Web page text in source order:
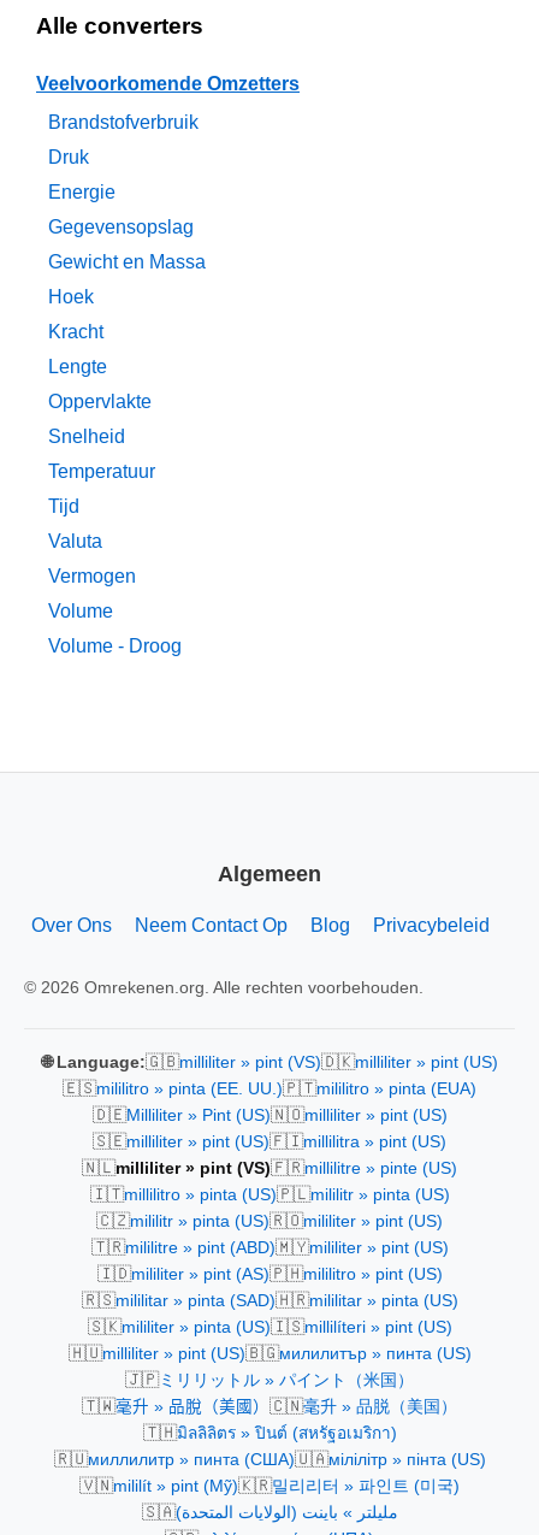
Alle converters
Veelvoorkomende Omzetters
Brandstofverbruik
Druk
Energie
Gegevensopslag
Gewicht en Massa
Hoek
Kracht
Lengte
Oppervlakte
Snelheid
Temperatuur
Tijd
Valuta
Vermogen
Volume
Volume - Droog
Algemeen
Over Ons Neem Contact Op Blog Privacybeleid
© 2026 Omrekenen.org. Alle rechten voorbehouden.
🌐 Language:🇬🇧milliliter » pint (VS)🇩🇰milliliter » pint (US)
🇪🇸mililitro » pinta (EE. UU.)🇵🇹mililitro » pinta (EUA)
🇩🇪Milliliter » Pint (US)🇳🇴milliliter » pint (US)
🇸🇪milliliter » pint (US)🇫🇮millilitra » pint (US)
🇳🇱milliliter » pint (VS)🇫🇷millilitre » pinte (US)
🇮🇹millilitro » pinta (US)🇵🇱mililitr » pinta (US)
🇨🇿mililitr » pinta (US)🇷🇴mililiter » pint (US)
🇹🇷mililitre » pint (ABD)🇲🇾mililiter » pint (US)
🇮🇩mililiter » pint (AS)🇵🇭mililitro » pint (US)
🇷🇸mililitar » pinta (SAD)🇭🇷mililitar » pinta (US)
🇸🇰mililiter » pinta (US)🇮🇸millilíteri » pint (US)
🇭🇺milliliter » pint (US)🇧🇬милилитър » пинта (US)
🇯🇵ミリリットル » パイント（米国）
🇹🇼毫升 » 品脫（美國） 🇨🇳毫升 » 品脱（美国）
🇹🇭มิลลิลิตร » ปินต์ (สหรัฐอเมริกา)
🇷🇺миллилитр » пинта (США)🇺🇦мілілітр » пінта (US)
🇻🇳mililít » pint (Mỹ)🇰🇷밀리리터 » 파인트 (미국)
🇸🇦مليلتر » باينت (الولايات المتحدة)